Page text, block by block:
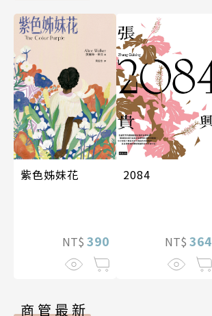
紫色姊妹花
NT$ 390
2084
NT$ 364
商管最新